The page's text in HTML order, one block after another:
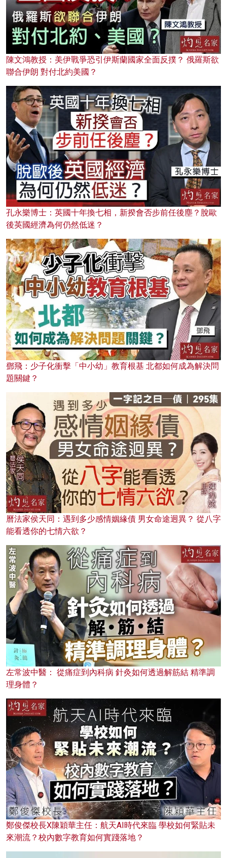
陳文鴻教授：美伊戰爭恐引伊斯蘭國家全面反撲？ 俄羅斯欲
聯合伊朗 對付北約美國？
孔永樂博士：英國十年換七相，新揆會否步前任後塵？脫歐
後英國經濟為何仍然低迷？
鄧飛：少子化衝擊「中小幼」教育根基 北都如何成為解決問
題關鍵？
曆法家侯天同：遇到多少感情姻緣債 男女命途迥異？ 從八字
能看透你的七情六欲？
左常波中醫： 從痛症到內科病 針灸如何透過解筋結 精準調
理身體？
鄭俊傑校長X陳穎華主任：航天AI時代來臨 學校如何緊貼未
來潮流？校內數字教育如何實踐落地？